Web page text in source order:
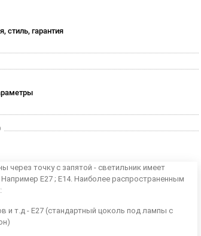
стиль, гарантия
через точку с запятой - светильник имеет
E27 ; E14. Наиболее распространенным
и т.д - E27 (стандартный цоколь под лампы с